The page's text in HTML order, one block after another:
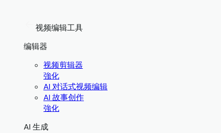
视频编辑工具
编辑器
视频剪辑器
強化
AI 对话式视频编辑
AI 故事创作
強化
AI 生成